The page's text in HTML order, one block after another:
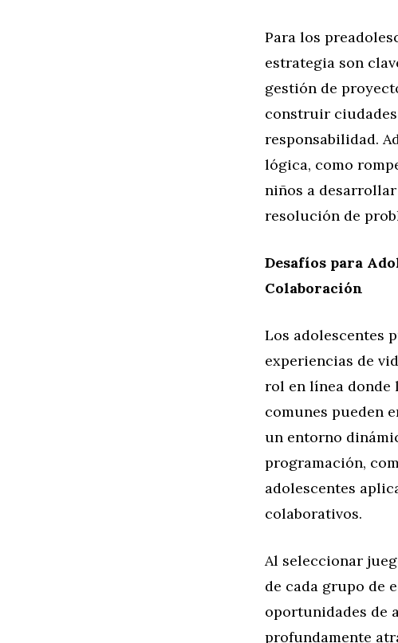
Para los
estrategia son
gestión de
construir
responsabilidad.
lógica, como
niños a
resolución de
Desafíos para
Colaboración
Los adolescentes
experiencias de
rol en línea donde
comunes pueden
un entorno
programación,
adolescentes
colaborativos.
Al seleccionar
de cada grupo de
oportunidades de
profundamente